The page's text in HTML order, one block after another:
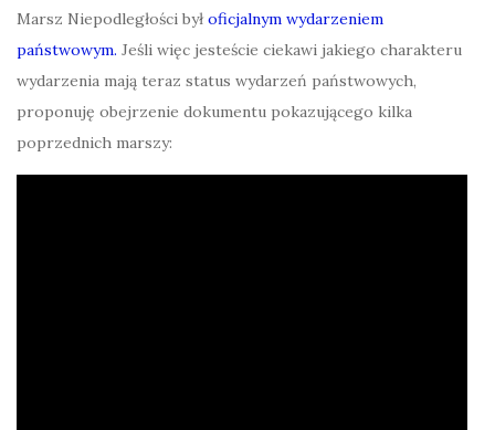
Marsz Niepodległości byłoficjalnym wydarzeniem
państwowym. Jeśli więc jesteście ciekawi jakiego charakteru
wydarzenia mają teraz status wydarzeń państwowych,
proponuję obejrzenie dokumentu pokazującego kilka
poprzednich marszy: